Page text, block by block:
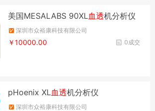
美国MESALABS 90XL血透机分析仪
深圳市众裕康科技有限公司
0成交
￥10000.00
pHoenix XL血透机分析仪
深圳市众裕康科技有限公司